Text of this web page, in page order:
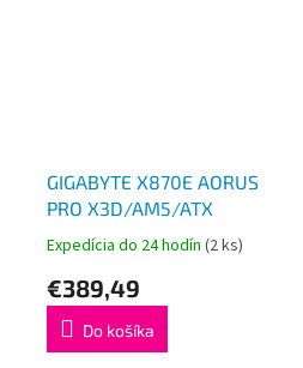
GIGABYTE X870E AORUS
PRO X3D/AM5/ATX
Expedícia do 24 hodín (2 ks)
€389,49
Do košíka